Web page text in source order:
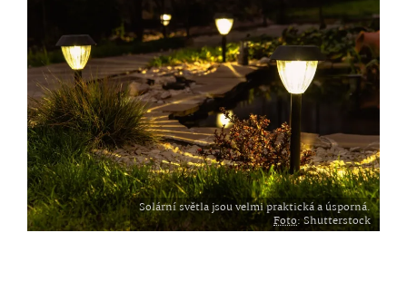
Solární světla jsou velmi praktická a úsporná.
Foto: Shutterstock